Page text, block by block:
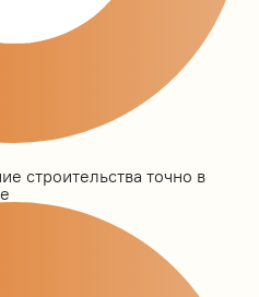
строительства точно в